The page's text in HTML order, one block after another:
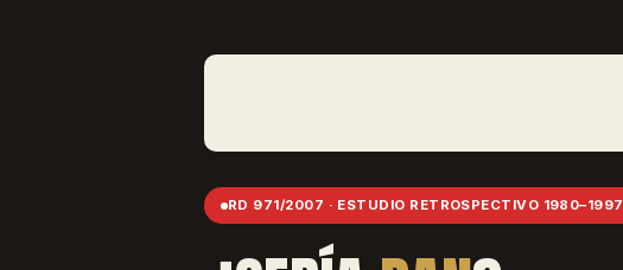
RD 971/2007 · ESTUDIO RETROSPECTIVO 1980–1997